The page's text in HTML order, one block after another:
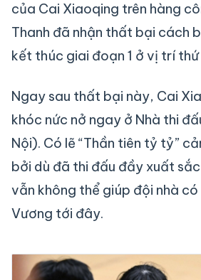
của Cai Xiaoqing trên hàng
Thanh đã nhận thất bại cách
kết thúc giai đoạn 1 ở vị trí
Ngay sau thất bại này, Cai
khóc nức nở ngay ở Nhà thi
Nội). Có lẽ “Thần tiên tỷ tỷ”
bởi dù đã thi đấu đầy xuất
vẫn không thể giúp đội nhà
Vương tới đây.